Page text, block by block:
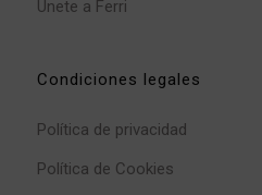
Únete a Ferri
Condiciones legales
Política de privacidad
Política de Cookies